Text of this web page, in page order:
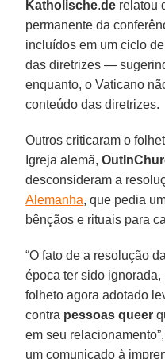
Katholische.de relatou
permanente da
incluídos em um ciclo
das diretrizes —
enquanto, o Vaticano
conteúdo das diretrizes.
Outros criticaram o
Igreja alemã,
desconsideram a
Alemanha, que pedia
bênçãos e rituais para
“O fato de a resolução
época ter sido
folheto agora adotado
contra pessoas queer
em seu
um comunicado à